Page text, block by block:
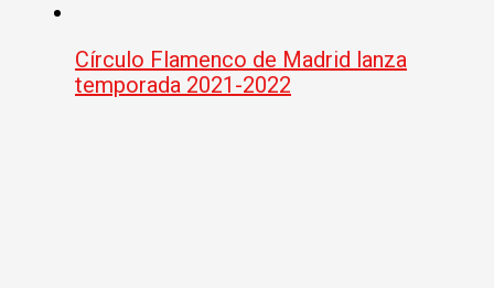
Círculo Flamenco de Madrid lanza
temporada 2021-2022